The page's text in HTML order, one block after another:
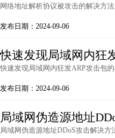
网络地址解析协议被攻击的解决方法
发布日期：2024-09-06
快速发现局域网内狂
快速发现局域网内狂发ARP攻击包的
发布日期：2024-09-06
局域网伪造源地址
局域网伪造源地址DDoS攻击解决方